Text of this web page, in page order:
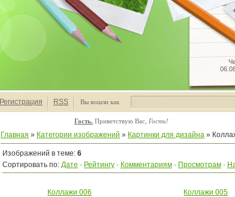
Регистрация RSS Вы вошли как
Гость. Приветствую Вас Гость!
Главная » Категории изображений » Картинки для дизайна »
Изображений в теме: 6
Сортировать по: Дате · Рейтингу · Комментариям · Просмотрам ·
Коллажи 006 Коллажи 005